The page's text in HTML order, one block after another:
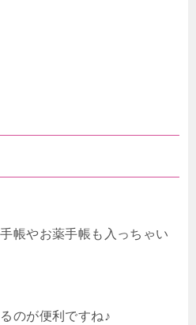
帳やお薬手帳も入っちゃい
のが便利ですね♪